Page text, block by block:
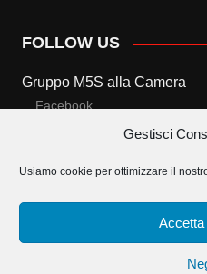
Gestisci
Usiamo cookie per ottimizzare il
FOLLOW US
Gruppo M5S alla Camera
Facebook
Twitter